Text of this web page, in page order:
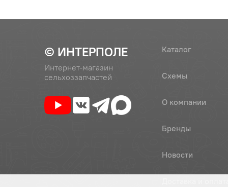
© ИНТЕРПОЛЕ
Интернет-магазин
сельхоззапчастей
Каталог
Схемы
О компании
Бренды
Новости